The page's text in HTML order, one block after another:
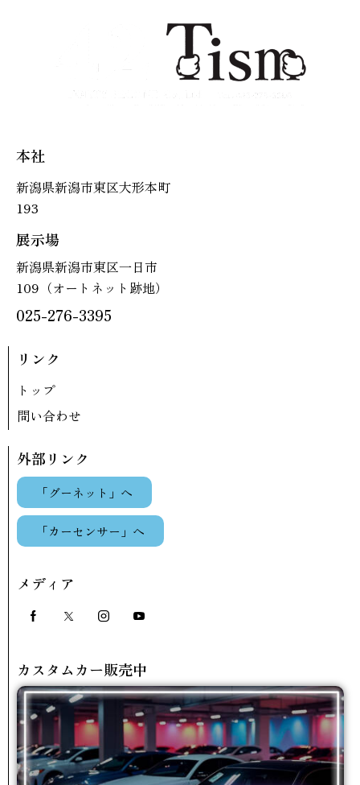
本社
新潟県新潟市東区大形本町
193
展示場
新潟県新潟市東区一日市
109（オートネット跡地）
025-276-3395
リンク
トップ
問い合わせ
外部リンク
「グーネット」へ
「カーセンサー」へ
メディア
カスタムカー販売中